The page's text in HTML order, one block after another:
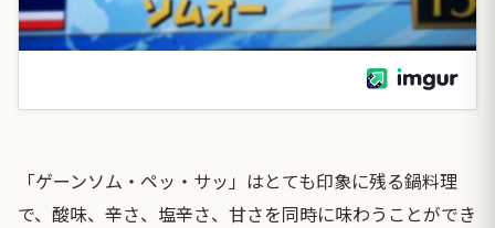
「ゲーンソム・ペッ・サッ」はとても印象に残る鍋料理
で、酸味、辛さ、塩辛さ、甘さを同時に味わうことができ